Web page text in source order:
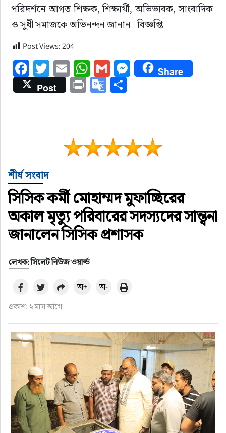
পরিদর্শনে আগত শিক্ষক, শিক্ষার্থী, অভিভাবক, সাংবাদিক
ও সুধী সমাজকে অভিনন্দন জানান। বিজ্ঞপ্তি
Post Views:204
Facebook
Twitter
EmailWhatsApp
GmailMessenger
Share
Post
PrintGoogle
Share
শীর্ষ সংবাদ
সিসিক কর্মী মোহাম্মদ মুফাচ্ছিরের
অকাল মৃত্যু পরিবারের সদস্যদের সান্ত্বনা
জানালেন সিসিক প্রশাসক
লেখক: সিলেট নিউজ ওয়ার্ল্ড
প্রকাশ: ২ মাস আগে
অ+ অ-